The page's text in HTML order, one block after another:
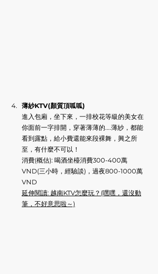
薄紗KTV(顏質頂呱呱)
進入包廂，坐下來，一排校花等級的美女在
你面前一字排開，穿著薄薄的....薄紗，都能
看到露點，給小費還能來段裸舞，興之所
至，有什麼不可以！
消費(概估): 喝酒坐檯消費300-400萬
VND(三小時，經驗談)，過夜800-1000萬
VND
延伸閱讀: 越南KTV怎麼玩？(嘿嘿，還沒動
筆，不好意思啦～)